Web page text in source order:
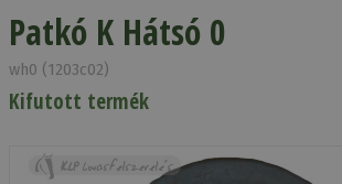
Patkó K Hátsó 0
wh0 (1203c02)
Kifutott termék